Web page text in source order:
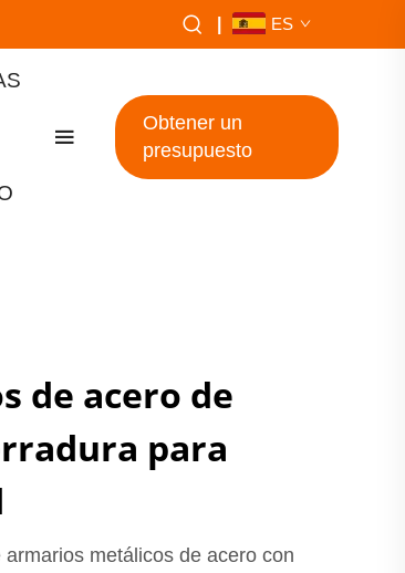
ES
Obtener un
presupuesto
de acero de
para
metálicos de acero con